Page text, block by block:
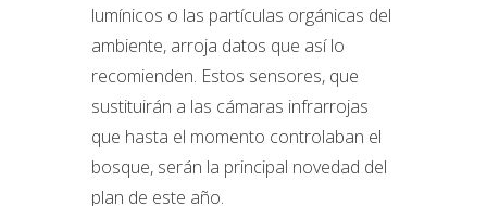
lumínicos o las partículas orgánicas del
ambiente, arroja datos que así lo
recomienden. Estos sensores, que
sustituirán a las cámaras infrarrojas
que hasta el momento controlaban el
bosque, serán la principal novedad del
plan de este año.